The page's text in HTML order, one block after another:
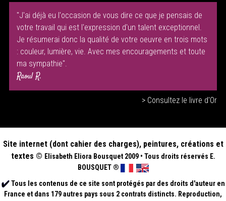
"J'ai déjà eu l'occasion de vous dire ce que je pensais de
votre travail qui est l'expression d'un talent exceptionnel.
Je résumerai donc la qualité de votre oeuvre en trois mots
: couleur, lumière, vie. Avec mes encouragements et toute
ma sympathie".
Raoul R.
> Consultez le livre d'Or
Site internet (dont cahier des charges), peintures, créations et
textes © Elisabeth Eliora Bousquet 2009 • Tous droits réservés E.
BOUSQUET ®
Tous les contenus de ce site sont protégés par des droits d'auteur en
France et dans 179 autres pays sous 2 contrats distincts. Reproduction,